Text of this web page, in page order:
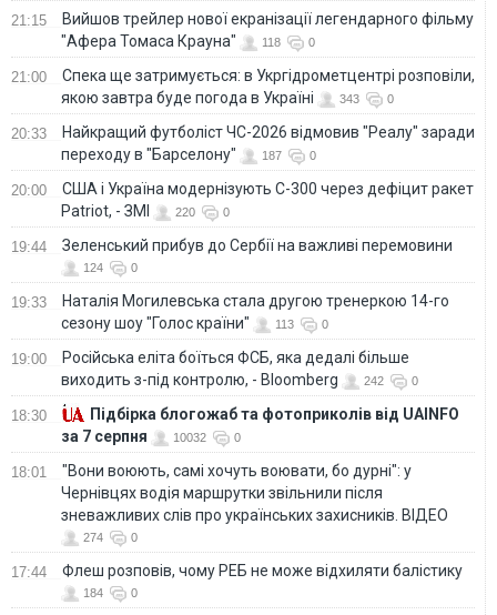
21:15
Вийшов трейлер нової екранізації легендарного фільму
"Афера Томаса Крауна"
118 0
21:00
Спека ще затримується: в Укргідрометцентрі розповіли,
якою завтра буде погода в Україні
343 0
20:33
Найкращий футболіст ЧС-2026 відмовив "Реалу" заради
переходу в "Барселону"
187 0
20:00
США і Україна модернізують С-300 через дефіцит ракет
Patriot, - ЗМІ
220 0
19:44 Зеленський прибув до Сербії на важливі перемовини
124 0
19:33
Наталія Могилевська стала другою тренеркою 14-го
сезону шоу "Голос країни"
113 0
19:00
Російська еліта боїться ФСБ, яка дедалі більше
виходить з-під контролю, - Bloomberg
242 0
18:30
Підбірка блогожаб та фотоприколів від UAINFO
за 7 серпня
10032 0
18:01
"Вони воюють, самі хочуть воювати, бо дурні": у
Чернівцях водія маршрутки звільнили після
зневажливих слів про українських захисників. ВІДЕО
274 0
17:44 Флеш розповів, чому РЕБ не може відхиляти балістику
184 0